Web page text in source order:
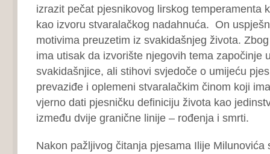
izrazit pečat pjesnikovog lirskog temperamenta
kao izvoru stvaralačkog nadahnuća. On
motivima preuzetim iz svakidašnjeg života.
ima utisak da izvorište njegovih tema započinje
svakidašnjice, ali stihovi svjedoče o umijeću
prevaziđe i oplemeni stvaralačkim činom koji
vjerno dati pjesničku definiciju života kao
između dvije granične linije – rođenja i smrti.
Nakon pažljivog čitanja pjesama Ilije Milunovića